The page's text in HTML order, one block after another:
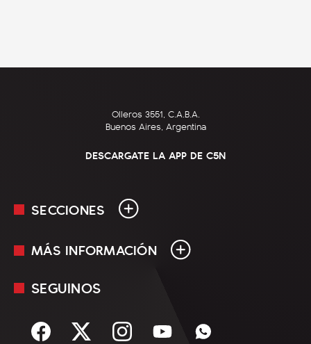
Olleros 3551, C.A.B.A.
Buenos Aires, Argentina
DESCARGATE LA APP DE C5N
SECCIONES
En Vivo
Sociedad
MÁS INFORMACIÓN
Mediakit
Términos y condiciones
SEGUINOS